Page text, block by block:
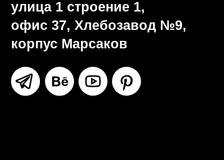
улица 1 строение 1,
офис 37, Хлебозавод №9,
корпус Марсаков